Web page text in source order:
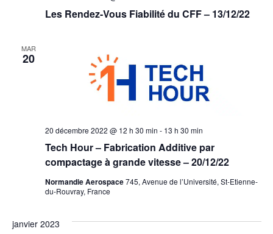
Les Rendez-Vous Fiabilité du CFF – 13/12/22
MAR
20
Tech Hour – Fabrication Additive par
compactage à grande vitesse – 20/12/22
20 décembre 2022 @ 12 h 30 min - 13 h 30 min
Normandie Aerospace745, Avenue de l’Université, St-Etienne-
du-Rouvray, France
janvier 2023